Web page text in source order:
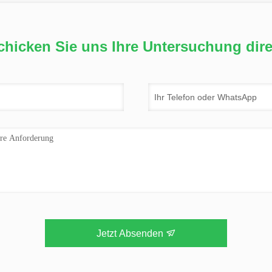
Sie uns Ihre Untersuchung
Jetzt Absenden